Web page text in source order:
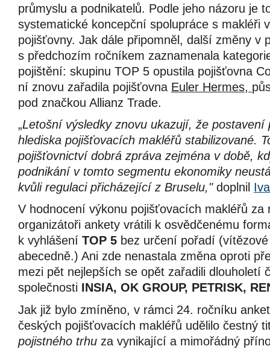
průmyslu a podnikatelů. Podle jeho názoru je
systematické koncepční spolupráce s makléři
pojišťovny. Jak dále připomněl, další změny v
s předchozím ročníkem zaznamenala
pojištění: skupinu TOP 5 opustila pojišťovna
ní znovu zařadila pojišťovna Euler Hermes,
pod značkou Allianz Trade.
„Letošní výsledky znovu ukazují, že postavení
hlediska pojišťovacích makléřů stabilizované.
pojišťovnictví dobrá zpráva zejména v době,
podnikání v tomto segmentu ekonomiky
kvůli regulaci přicházející z Bruselu," doplnil
V hodnocení výkonu pojišťovacích makléřů za
organizátoři ankety vrátili k osvědčenému
k vyhlášení TOP 5 bez určení pořadí
abecedně.) Ani zde nenastala změna oproti
mezi pět nejlepších se opět zařadili dlouholetí
společnosti INSIA, OK GROUP, PETRISK,
Jak již bylo zmíněno, v rámci 24. ročníku
českých pojišťovacích makléřů udělilo čestný
pojistného trhu za vynikající a mimořádný